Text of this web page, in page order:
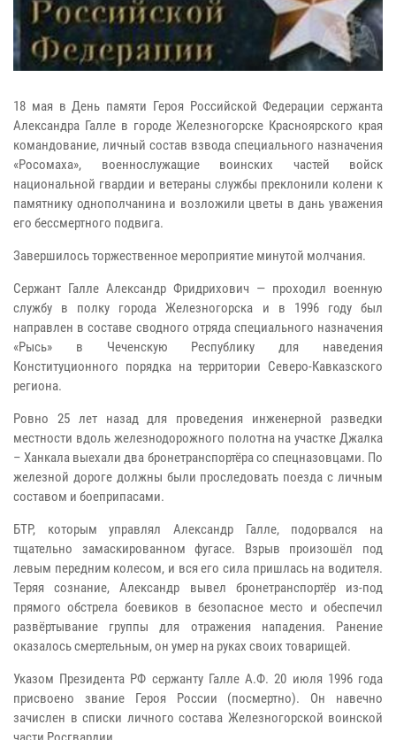
18 мая в День памяти Героя Российской Федерации сержанта
Александра Галле в городе Железногорске Красноярского края
командование, личный состав взвода специального назначения
«Росомаха», военнослужащие воинских частей войск
национальной гвардии и ветераны службы преклонили колени к
памятнику однополчанина и возложили цветы в дань уважения
его бессмертного подвига.
Завершилось торжественное мероприятие минутой молчания.
Сержант Галле Александр Фридрихович — проходил военную
службу в полку города Железногорска и в 1996 году был
направлен в составе сводного отряда специального назначения
«Рысь» в Чеченскую Республику для наведения
Конституционного порядка на территории Северо-Кавказского
региона.
Ровно 25 лет назад для проведения инженерной разведки
местности вдоль железнодорожного полотна на участке Джалка
– Ханкала выехали два бронетранспортёра со спецназовцами. По
железной дороге должны были проследовать поезда с личным
составом и боеприпасами.
БТР, которым управлял Александр Галле, подорвался на
тщательно замаскированном фугасе. Взрыв произошёл под
левым передним колесом, и вся его сила пришлась на водителя.
Теряя сознание, Александр вывел бронетранспортёр из-под
прямого обстрела боевиков в безопасное место и обеспечил
развёртывание группы для отражения нападения. Ранение
оказалось смертельным, он умер на руках своих товарищей.
Указом Президента РФ сержанту Галле А.Ф. 20 июля 1996 года
присвоено звание Героя России (посмертно). Он навечно
зачислен в списки личного состава Железногорской воинской